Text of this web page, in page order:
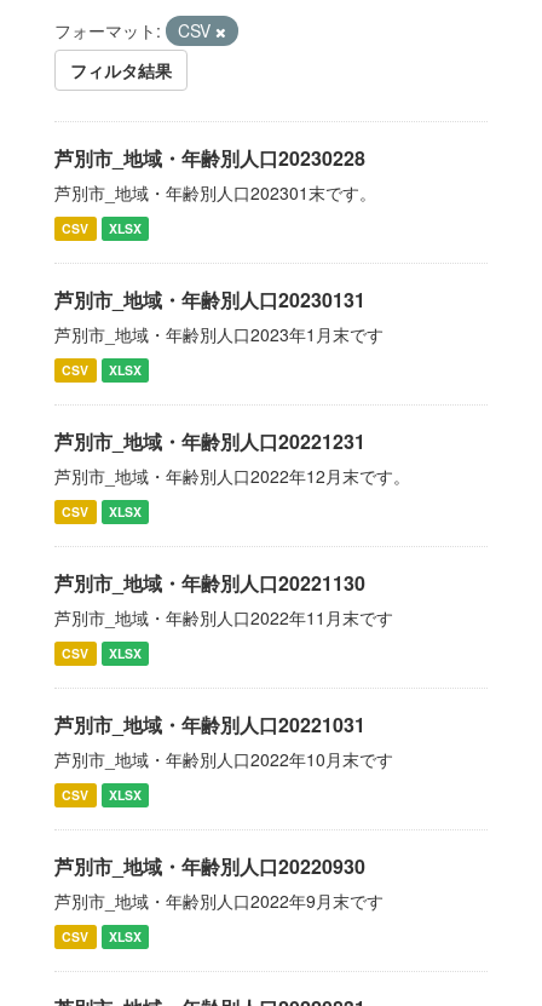
フォーマット:
CSV
フィルタ結果
芦別市_地域・年齢別人口20230228
芦別市_地域・年齢別人口202301末です。
CSV XLSX
芦別市_地域・年齢別人口20230131
芦別市_地域・年齢別人口2023年1月末です
CSV XLSX
芦別市_地域・年齢別人口20221231
芦別市_地域・年齢別人口2022年12月末です。
CSV XLSX
芦別市_地域・年齢別人口20221130
芦別市_地域・年齢別人口2022年11月末です
CSV XLSX
芦別市_地域・年齢別人口20221031
芦別市_地域・年齢別人口2022年10月末です
CSV XLSX
芦別市_地域・年齢別人口20220930
芦別市_地域・年齢別人口2022年9月末です
CSV XLSX